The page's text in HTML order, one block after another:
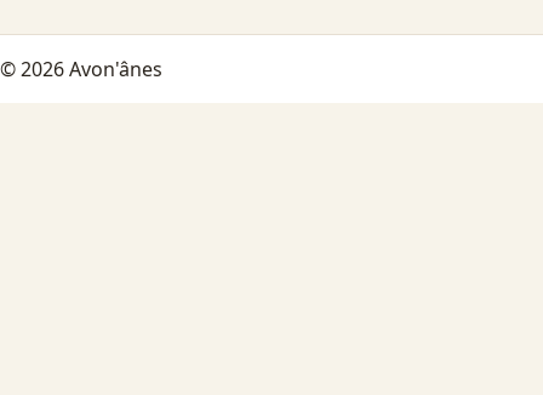
© 2026 Avon'ânes